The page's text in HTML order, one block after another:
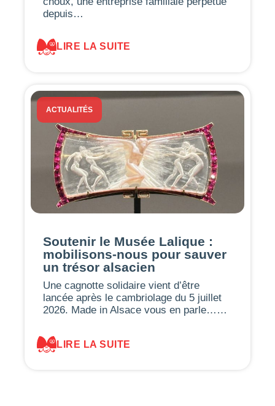
depuis…
LIRE LA SUITE
ACTUALITÉS
Soutenir le Musée Lalique :
mobilisons-nous pour sauver
un trésor alsacien
Une cagnotte solidaire vient d’être
lancée après le cambriolage du 5 juillet
2026. Made in Alsace vous en parle……
LIRE LA SUITE